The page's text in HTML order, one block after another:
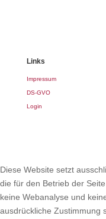
Links
Impressum
DS-GVO
Login
Diese Website setzt
die für den Betrieb der
keine Webanalyse und
ausdrückliche Zustimmung